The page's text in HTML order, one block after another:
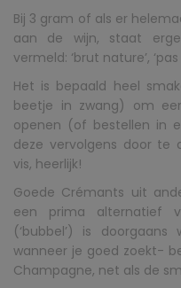
Bij 3 gram of als er
aan de wijn, staat
vermeld: ‘brut nature’,
Het is bepaald heel
beetje in zwang) om
openen (of bestellen in
deze vervolgens door te
vis, heerlijk!
Goede Crémants uit
een prima alternatief
(‘bubbel’) is
wanneer je goed zoekt-
Champagne, net als de